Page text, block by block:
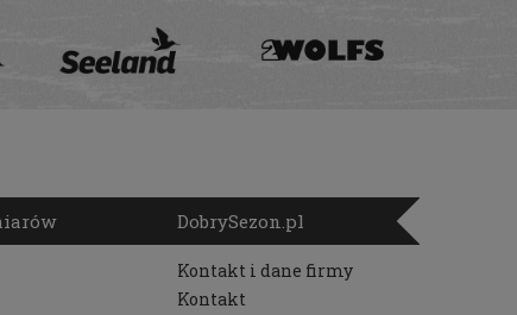
DobrySezon.pl
Kontakt i dane firmy
Kontakt